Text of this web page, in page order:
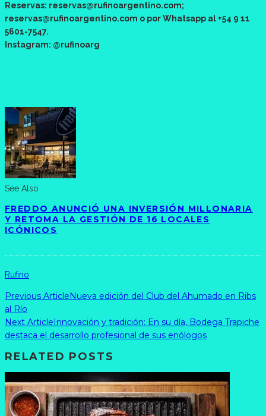
Reservas: reservas@rufinoargentino.com;
reservas@rufinoargentino.com o por Whatsapp al +54 9 11
5601-7547.
Instagram: @rufinoarg
See Also
FREDDO ANUNCIÓ UNA INVERSIÓN MILLONARIA
Y RETOMA LA GESTIÓN DE 16 LOCALES
ICÓNICOS
Rufino
Previous Article Nueva edición del Club del Ahumado en Ribs
al Río
Next Article Innovación y tradición: En su día, Bodega Trapiche
destaca el desarrollo profesional de sus enólogos
RELATED POSTS